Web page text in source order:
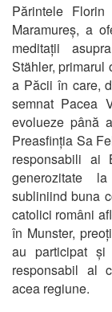
Părintele
Maramureș, a
meditații
Stähler, primarul
a Păcii în care,
semnat Pacea
evolueze până
Preasfinția Sa
responsabili ai
generozitate
subliniind buna
catolici români
în Munster,
au participat
responsabil al
acea regiune.